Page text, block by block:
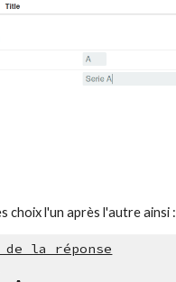
choix l'un après l'autre ainsi :
de la réponse